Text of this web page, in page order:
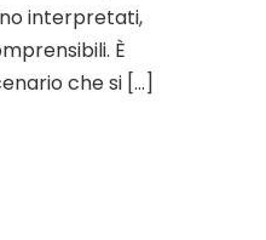
interpretati,
È
che si […]